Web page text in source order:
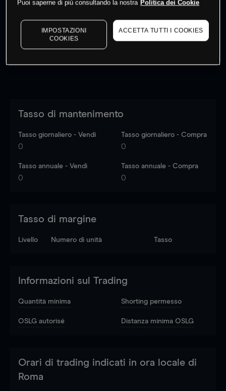
Log into see latest market data
Tasso di mantenimento
Tasso giornaliero - Vendi
0
Tasso giornaliero - Compra
0
Tasso annuale - Vendi
0
Tasso annuale - Compra
0
Tasso di margine
Livello Numero di unità Tasso
Informazioni sul Trading
Quantità minima Shorting permesso
OSLG autorisé Distanza minima OSLG
Orari di trading indicati in ora locale di
Roma
Puoi saperne di più consultando la nostra Politica dei Cookie
IMPOSTAZIONI
COOKIES
ACCETTA TUTTI I COOKIES